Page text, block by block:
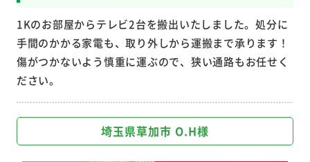
1Kのお部屋からテレビ2台を搬出いたしました。処分に
手間のかかる家電も、取り外しから運搬まで承ります！
傷がつかないよう慎重に運ぶので、狭い通路もお任せく
ださい。
埼玉県草加市 O.H様